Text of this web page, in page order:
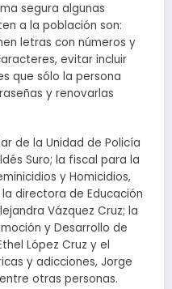
segura algunas
a la población son:
letras con números y
evitar incluir
que sólo la persona
y renovarlas
de la Unidad de Policía
Suro; la fiscal para la
y Homicidios,
directora de Educación
Vázquez Cruz; la
y Desarrollo de
López Cruz y el
y adicciones, Jorge
otras personas.